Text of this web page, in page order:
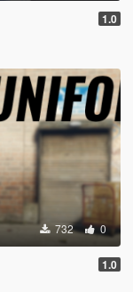
1.0
732 0
1.0